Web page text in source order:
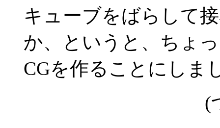
キューブをばらして
か、というと、ちょ
CGを作ることにしま
(